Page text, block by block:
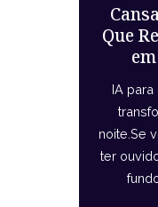
Que
IA
noite.Se
ter